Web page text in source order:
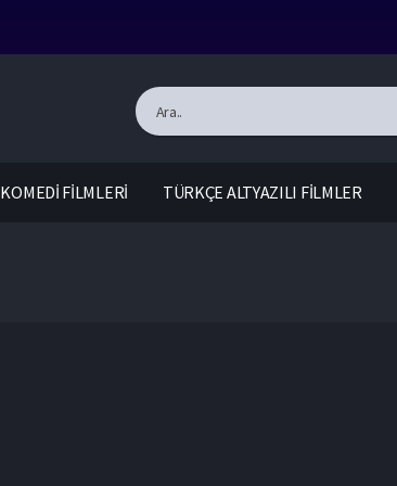
KOMEDİ FİLMLERİ TÜRKÇE ALTYAZILI FİLMLER